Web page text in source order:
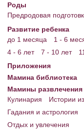
Роды
Предродовая
Развитие ребенка
до 1 месяца
1 - 6
4 - 6 лет
7 - 10 лет
Приложения
Мамина библиотека
Мамины развлечения
Кулинария
Истории
Гадания и астрология
Отдых и увлечения